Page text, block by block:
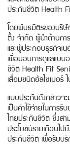
ประกันชีวิต Health
โดยพันธมิตรของบริษั
ติ้ง จำกัด ผู้นำด้านกา
และผู้ประกอบธุรกิจเ
เพื่อมอบการดูแลแบ
ชีวิต Health Fit
เสื่อมชนิดอัลไซเมอร์
แบบประกันดังกล่าวจะ
เป็นค่าใช้จ่ายในการรั
ไทยประกันชีวิต ซึ่งสา
ประโยชน์รายเดือนไป
ประกันชีวิต เพื่อรับบริ